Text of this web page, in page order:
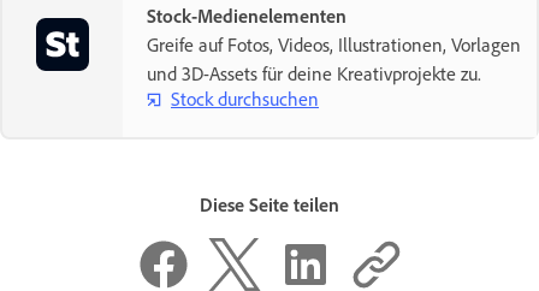
Stock-Medienelementen
Greife auf Fotos, Videos, Illustrationen, Vorlagen
und 3D-Assets für deine Kreativprojekte zu.
Stock durchsuchen
Diese Seite teilen